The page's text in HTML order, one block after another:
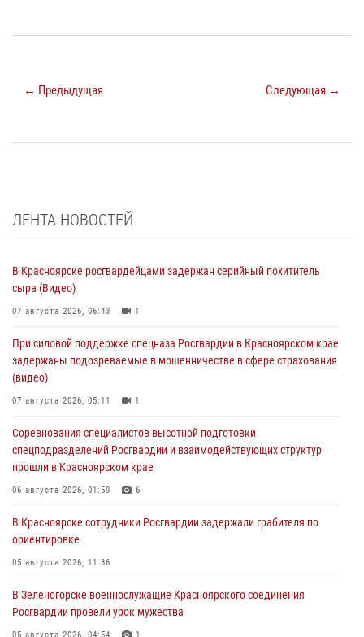
← Предыдущая Следующая →
ЛЕНТА НОВОСТЕЙ
В Красноярске росгвардейцами задержан серийный похититель
сыра (Видео)
07 августа 2026, 06:43 1
При силовой поддержке спецназа Росгвардии в Красноярском крае
задержаны подозреваемые в мошенничестве в сфере страхования
(видео)
07 августа 2026, 05:11 1
Соревнования специалистов высотной подготовки
спецподразделений Росгвардии и взаимодействующих структур
прошли в Красноярском крае
06 августа 2026, 01:59 6
В Красноярске сотрудники Росгвардии задержали грабителя по
ориентировке
05 августа 2026, 11:36
В Зеленогорске военнослужащие Красноярского соединения
Росгвардии провели урок мужества